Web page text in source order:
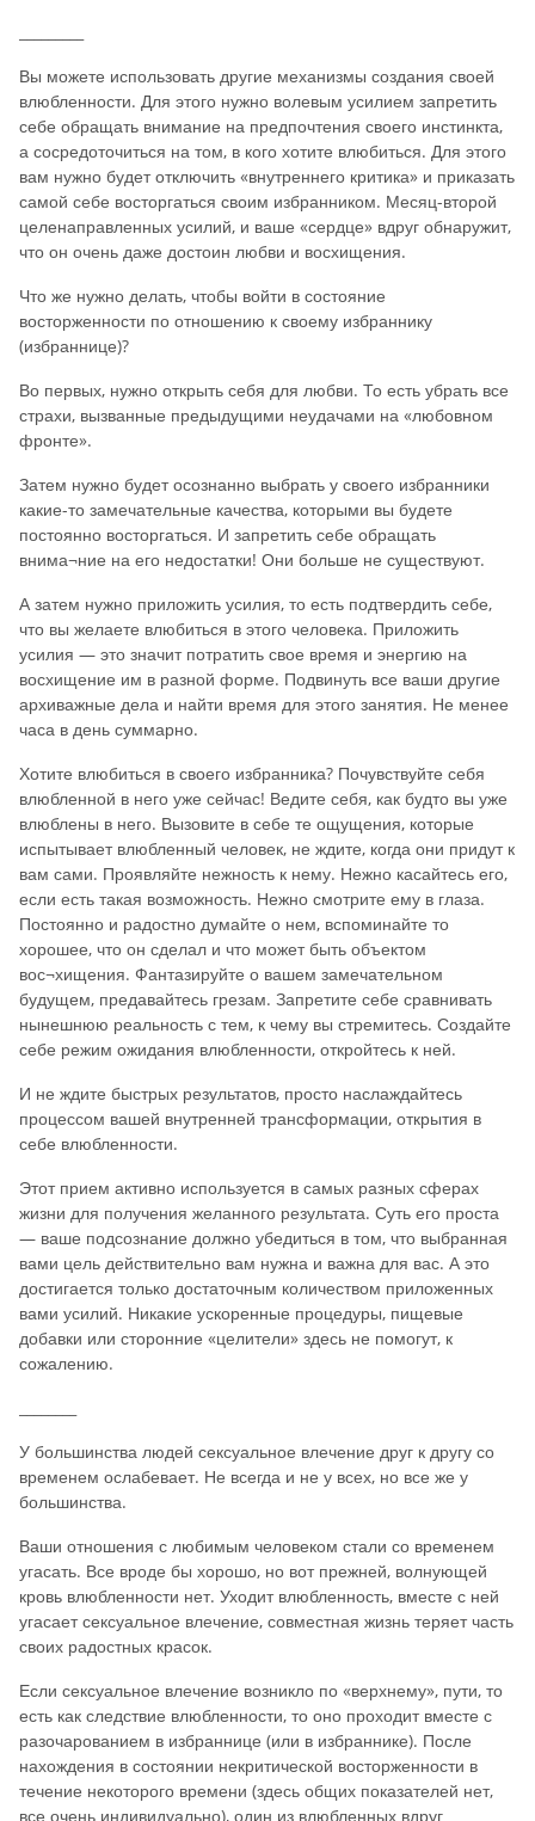
Вы можете использовать другие механизмы создания своей
влюбленности. Для этого нужно волевым усилием запретить
себе обращать внимание на предпочтения своего инстинкта,
а сосредоточиться на том, в кого хотите влюбиться. Для этого
вам нужно будет отключить «внутреннего критика» и приказать
самой себе восторгаться своим избранником. Месяц-второй
целенаправленных усилий, и ваше «сердце» вдруг обнаружит,
что он очень даже достоин любви и восхищения.
Что же нужно делать, чтобы войти в состояние
восторженности по отношению к своему избраннику
(избраннице)?
Во первых, нужно открыть себя для любви. То есть убрать все
страхи, вызванные предыдущими неудачами на «любовном
фронте».
Затем нужно будет осознанно выбрать у своего избранники
какие-то замечательные качества, которыми вы будете
постоянно восторгаться. И запретить себе обращать
внима¬ние на его недостатки! Они больше не существуют.
А затем нужно приложить усилия, то есть подтвердить себе,
что вы желаете влюбиться в этого человека. Приложить
усилия — это значит потратить свое время и энергию на
восхищение им в разной форме. Подвинуть все ваши другие
архиважные дела и найти время для этого занятия. Не менее
часа в день суммарно.
Хотите влюбиться в своего избранника? Почувствуйте себя
влюбленной в него уже сейчас! Ведите себя, как будто вы уже
влюблены в него. Вызовите в себе те ощущения, которые
испытывает влюбленный человек, не ждите, когда они придут к
вам сами. Проявляйте нежность к нему. Нежно касайтесь его,
если есть такая возможность. Нежно смотрите ему в глаза.
Постоянно и радостно думайте о нем, вспоминайте то
хорошее, что он сделал и что может быть объектом
вос¬хищения. Фантазируйте о вашем замечательном
будущем, предавайтесь грезам. Запретите себе сравнивать
нынешнюю реальность с тем, к чему вы стремитесь. Создайте
себе режим ожидания влюбленности, откройтесь к ней.
И не ждите быстрых результатов, просто наслаждайтесь
процессом вашей внутренней трансформации, открытия в
себе влюбленности.
Этот прием активно используется в самых разных сферах
жизни для получения желанного результата. Суть его проста
— ваше подсознание должно убедиться в том, что выбранная
вами цель действительно вам нужна и важна для вас. А это
достигается только достаточным количеством приложенных
вами усилий. Никакие ускоренные процедуры, пищевые
добавки или сторонние «целители» здесь не помогут, к
сожалению.
У большинства людей сексуальное влечение друг к другу со
временем ослабевает. Не всегда и не у всех, но все же у
большинства.
Ваши отношения с любимым человеком стали со временем
угасать. Все вроде бы хорошо, но вот прежней, волнующей
кровь влюбленности нет. Уходит влюбленность, вместе с ней
угасает сексуальное влечение, совместная жизнь теряет часть
своих радостных красок.
Если сексуальное влечение возникло по «верхнему», пути, то
есть как следствие влюбленности, то оно проходит вместе с
разочарованием в избраннице (или в избраннике). После
нахождения в состоянии некритической восторженности в
течение некоторого времени (здесь общих показателей нет,
все очень индивидуально), один из влюбленных вдруг